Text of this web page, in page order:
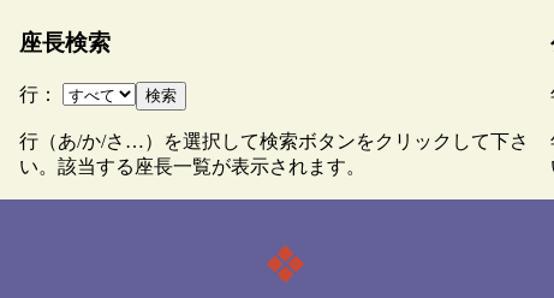
座長検索
行： 検索
行（あ/か/さ…）を選択して検索ボタンをクリックして下さ
い。該当する座長一覧が表示されます。
❖